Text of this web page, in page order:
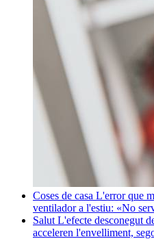
Coses de casa L'error que
ventilador a l'estiu: «No
Salut L'efecte desconegut
acceleren l'envelliment,